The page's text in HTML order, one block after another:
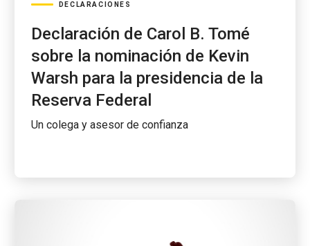
DECLARACIONES
Declaración de Carol B. Tomé
sobre la nominación de Kevin
Warsh para la presidencia de la
Reserva Federal
Un colega y asesor de confianza